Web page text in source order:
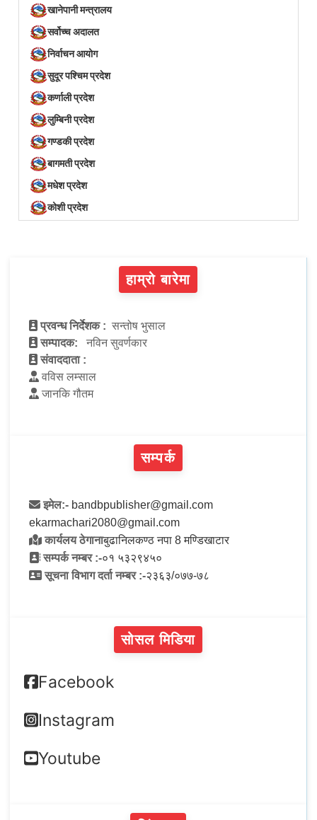
खानेपानी मन्त्रालय
सर्वोच्च अदालत
निर्वाचन आयोग
सुदूर पश्चिम प्रदेश
कर्णाली प्रदेश
लुम्बिनी प्रदेश
गण्डकी प्रदेश
बागमती प्रदेश
मधेश प्रदेश
कोशी प्रदेश
हाम्रो बारेमा
प्रवन्ध निर्देशक : सन्तोष भुसाल
सम्पादक:
नविन सुवर्णकार
संवाददाता :
वविस लम्साल
जानकि गौतम
सम्पर्क
इमेल:- bandbpublisher@gmail.com
ekarmachari2080@gmail.com
कार्यलय ठेगानाबुढानिलकण्ठ नपा 8 मण्डिखाटार
सम्पर्क नम्बर :-०१ ५३२९४५०
सूचना विभाग दर्ता नम्बर :-२३६३/०७७-७८
सोसल मिडिया
Facebook
Instagram
Youtube